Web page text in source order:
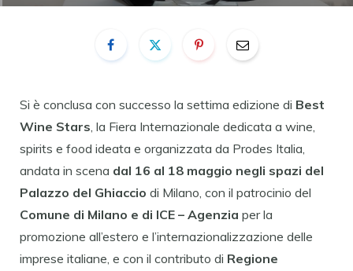
Si è conclusa con successo la settima edizione di Best
Wine Stars , la Fiera Internazionale dedicata a wine,
spirits e food ideata e organizzata da Prodes Italia,
andata in scena dal 16 al 18 maggio negli spazi del
Palazzo del Ghiaccio di Milano, con il patrocinio del
Comune di Milano e di ICE – Agenzia per la
promozione all’estero e l’internazionalizzazione delle
imprese italiane, e con il contributo di Regione